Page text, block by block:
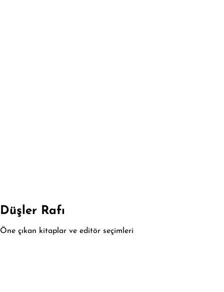
Düşler Rafı
Öne çıkan kitaplar ve editör seçimleri